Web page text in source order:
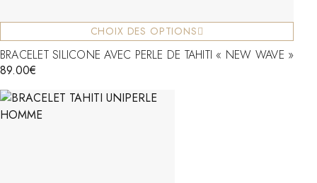
CHOIX DES OPTIONS
BRACELET SILICONE AVEC PERLE DE TAHITI « NEW WAVE »
89.00€